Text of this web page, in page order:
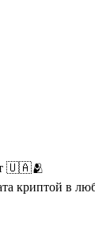
🇺🇦🫂
криптой в